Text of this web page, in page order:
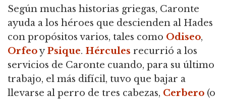
Según muchas historias griegas, Caronte
ayuda a los héroes que descienden al Hades
con propósitos varios, tales como Odiseo,
OrfeoyPsique. Hércules recurrió a los
servicios de Caronte cuando, para su último
trabajo, el más difícil, tuvo que bajar a
llevarse al perro de tres cabezas, Cerbero (o